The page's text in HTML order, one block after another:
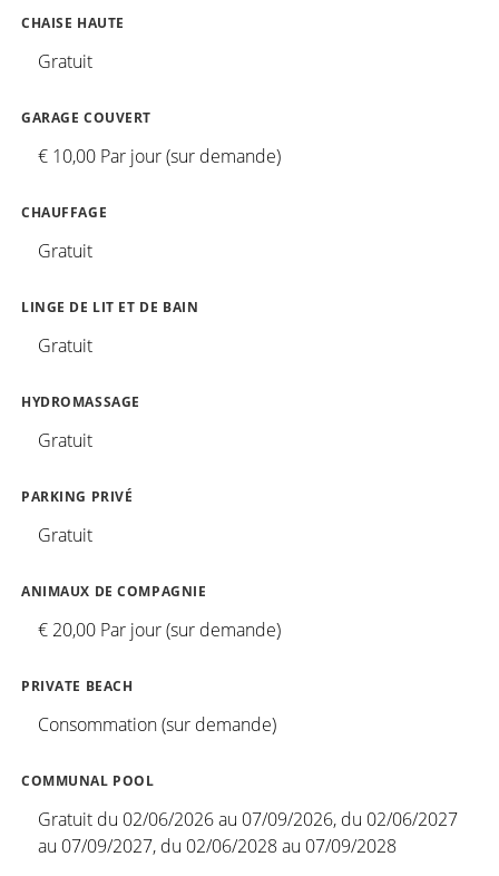
CHAISE HAUTE
Gratuit
GARAGE COUVERT
€ 10,00 Par jour (sur demande)
CHAUFFAGE
Gratuit
LINGE DE LIT ET DE BAIN
Gratuit
HYDROMASSAGE
Gratuit
PARKING PRIVÉ
Gratuit
ANIMAUX DE COMPAGNIE
€ 20,00 Par jour (sur demande)
PRIVATE BEACH
Consommation (sur demande)
COMMUNAL POOL
Gratuit du 02/06/2026 au 07/09/2026, du 02/06/2027
au 07/09/2027, du 02/06/2028 au 07/09/2028